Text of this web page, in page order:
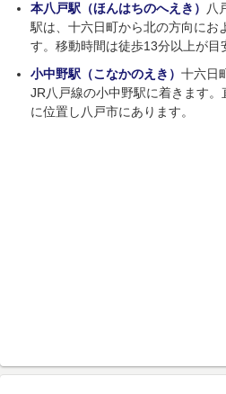
本八戸駅（ほんはちのへえき）
八
駅は、十六日町から北の方向にお
す。移動時間は徒歩13分以上が目
小中野駅（こなかのえき） 十六日
JR八戸線の小中野駅に着きます
に位置し八戸市にあります。